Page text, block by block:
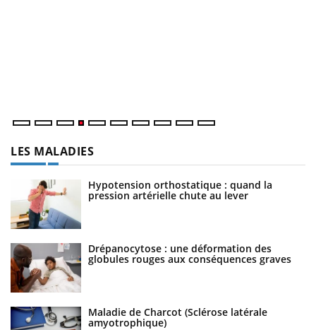
LES MALADIES
Hypotension orthostatique : quand la
pression artérielle chute au lever
Drépanocytose : une déformation des
globules rouges aux conséquences graves
Maladie de Charcot (Sclérose latérale
amyotrophique)